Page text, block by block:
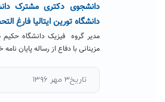
دانشجوی دکتری مشترک
دانشگاه تورین ایتالیا فارغ
مدیر گروه فیزیک دانشگاه
مزینانی با دفاع از رساله پایان
تاریخ۳ مهر ۱۳۹۶